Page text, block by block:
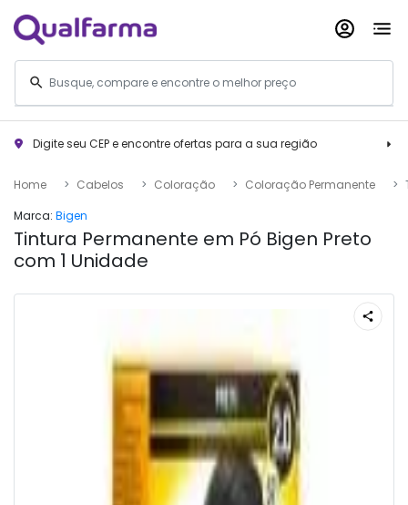
Digite seu CEP e encontre ofertas para a sua região
Home Cabelos Coloração Coloração Permanente
Marca: Bigen
Tintura Permanente em Pó Bigen Preto
com 1 Unidade